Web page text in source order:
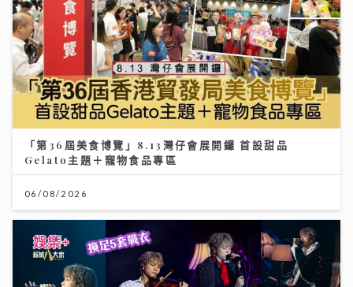
「第36屆美食博覽」8.13灣仔會展開鑼 首設甜品
Gelato主題＋寵物食品專區
06/08/2026